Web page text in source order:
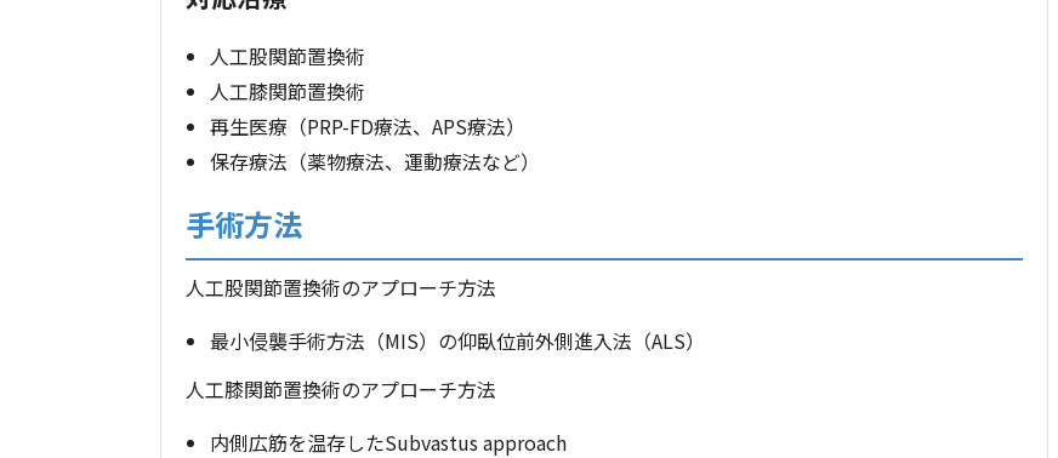
人工股関節置換術
人工膝関節置換術
再生医療（PRP-FD療法、APS療法）
保存療法（薬物療法、運動療法など）
手術方法
人工股関節置換術のアプローチ方法
最小侵襲手術方法（MIS）の仰臥位前外側進入法（ALS）
人工膝関節置換術のアプローチ方法
内側広筋を温存したSubvastus approach